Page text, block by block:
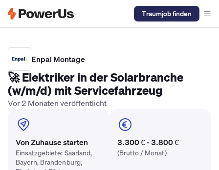
Traumjob finden
Enpal Montage
🚀 Elektriker in der Solarbranche
(w/m/d) mit Servicefahrzeug
Vor 2 Monaten veröffentlicht
Von Zuhause starten
Einsatzgebiete: Saarland,
Bayern, Brandenburg,
3.300 € - 3.800 €
(Brutto / Monat)